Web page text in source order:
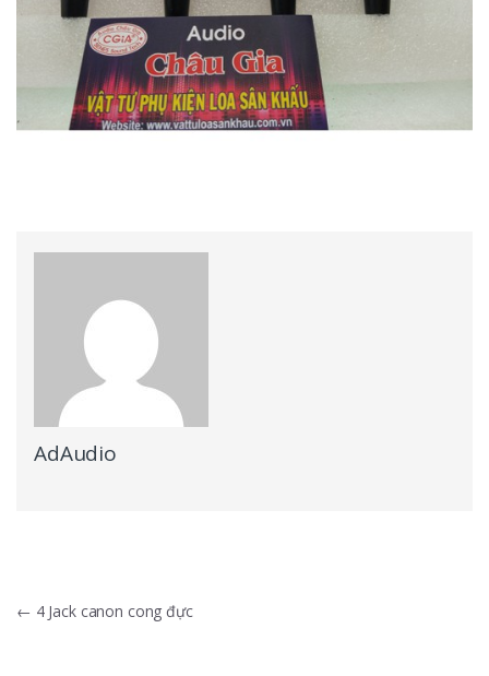
AdAudio
Điều hướng bài viết
← 4 Jack canon cong đực